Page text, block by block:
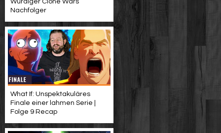
Würdiger Clone Wars
Nachfolger
What If: Unspektakuläres
Finale einer lahmen Serie |
Folge 9 Recap